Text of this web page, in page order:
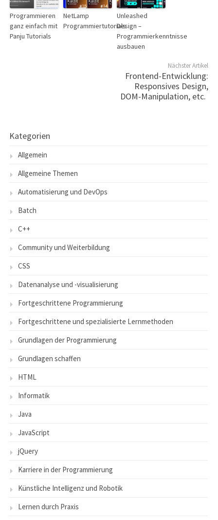
Programmieren
ganz einfach mit
Panju Tutorials
NetLamp
Programmiertutorials
Unleashed
Design –
Programmierkenntnisse
ausbauen
Nächster Artikel
Frontend-Entwicklung:
Responsives Design,
DOM-Manipulation, etc.
Kategorien
Allgemein
Allgemeine Themen
Automatisierung und DevOps
Batch
C++
Community und Weiterbildung
CSS
Datenanalyse und -visualisierung
Fortgeschrittene Programmierung
Fortgeschrittene und spezialisierte Lernmethoden
Grundlagen der Programmierung
Grundlagen schaffen
HTML
Informatik
Java
JavaScript
jQuery
Karriere in der Programmierung
Künstliche Intelligenz und Robotik
Lernen durch Praxis